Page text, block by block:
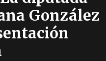
González